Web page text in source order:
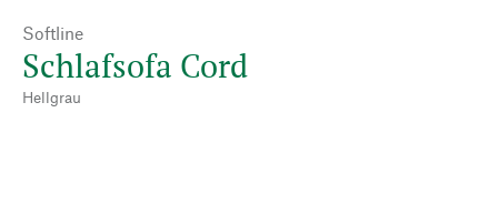
Softline
Schlafsofa Cord
Hellgrau